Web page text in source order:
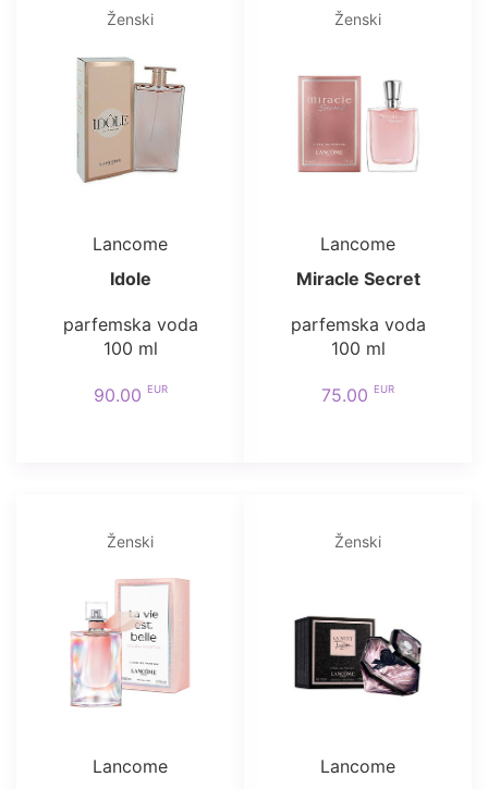
Ženski
Lancome
Idole
parfemska voda
100 ml
90.00 EUR
Ženski
Lancome
Miracle Secret
parfemska voda
100 ml
75.00 EUR
Ženski
Lancome
Ženski
Lancome